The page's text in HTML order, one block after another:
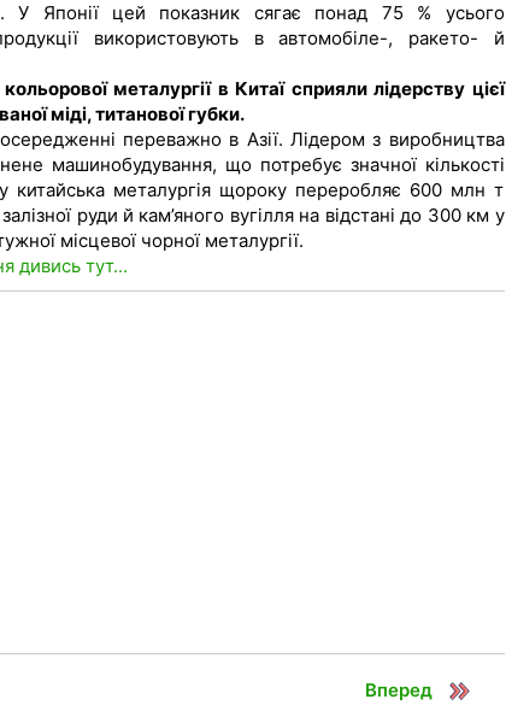
У Японії цей показник сягає понад 75 % усього
використовують в автомобіле-, ракето- й
металургії в Китаї сприяли лідерству цієї
міді, титанової губки.
переважно в Азії. Лідером з виробництва
машинобудування, що потребує значної кількості
китайська металургія щороку переробляє 600 млн т
руди й кам’яного вугілля на відстані до 300 км у
місцевої чорної металургії.
дивись тут...
Вперед